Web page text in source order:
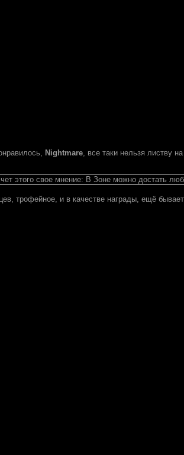
Nightmare, все таки нельзя листву
этого свое мнение: В Зоне можно достать
трофейное, и в качестве награды, ещё